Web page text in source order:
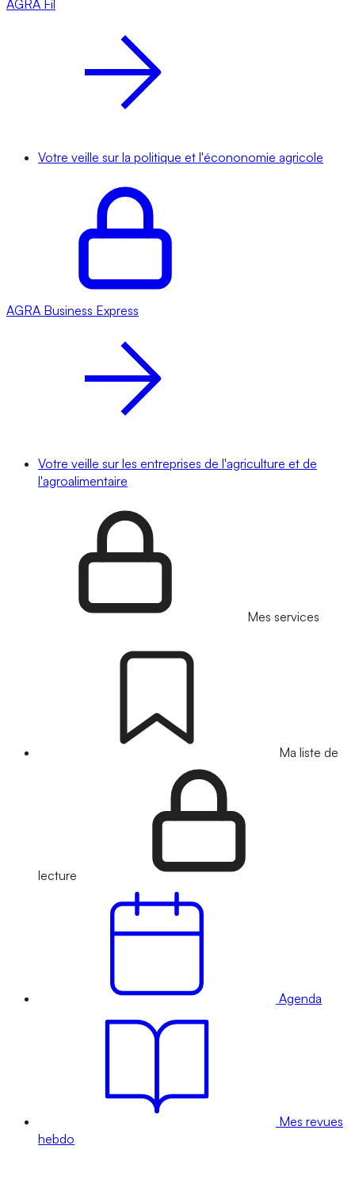
AGRA Fil
Votre veille sur la politique et l'écononomie agricole
AGRA Business Express
Votre veille sur les entreprises de l'agriculture et de
l'agroalimentaire
Mes services
Ma liste de
lecture
Agenda
Mes revues
hebdo